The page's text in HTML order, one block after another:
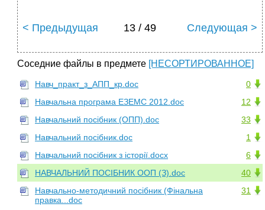
< Предыдущая 13 / 49 Следующая >
Соседние файлы в предмете [НЕСОРТИРОВАННОЕ]
0
Навч_практ_з_АПП_кр.doc
12
Навчальна програма ЕЗЕМС 2012.doc
33
Навчальний посiбник (ОПП).doc
1
Навчальний посiбник.doc
6
Навчальний посібник з історії.docx
40
НАВЧАЛЬНИЙ ПОСІБНИК ООП (З).doc
31
Навчально-методичний посібник (Фінальна
правка...doc